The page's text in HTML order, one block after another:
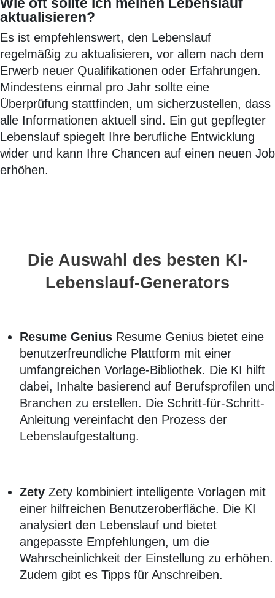
Wie oft sollte ich meinen Lebenslauf
aktualisieren?
Es ist empfehlenswert, den Lebenslauf
regelmäßig zu aktualisieren, vor allem nach dem
Erwerb neuer Qualifikationen oder Erfahrungen.
Mindestens einmal pro Jahr sollte eine
Überprüfung stattfinden, um sicherzustellen, dass
alle Informationen aktuell sind. Ein gut gepflegter
Lebenslauf spiegelt Ihre berufliche Entwicklung
wider und kann Ihre Chancen auf einen neuen Job
erhöhen.
Die Auswahl des besten KI-
Lebenslauf-Generators
Resume Genius Resume Genius bietet eine
benutzerfreundliche Plattform mit einer
umfangreichen Vorlage-Bibliothek. Die KI hilft
dabei, Inhalte basierend auf Berufsprofilen und
Branchen zu erstellen. Die Schritt-für-Schritt-
Anleitung vereinfacht den Prozess der
Lebenslaufgestaltung.
Zety Zety kombiniert intelligente Vorlagen mit
einer hilfreichen Benutzeroberfläche. Die KI
analysiert den Lebenslauf und bietet
angepasste Empfehlungen, um die
Wahrscheinlichkeit der Einstellung zu erhöhen.
Zudem gibt es Tipps für Anschreiben.